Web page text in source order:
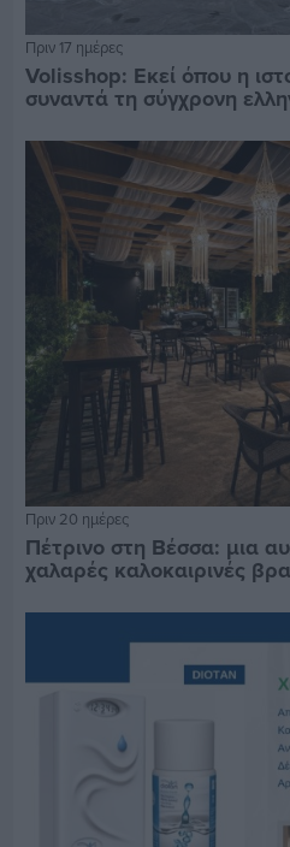
Πριν 17 ημέρες
Volisshop: Εκεί όπου η
συναντά τη σύγχρονη
Πριν 20 ημέρες
Πέτρινο στη Βέσσα: μια
χαλαρές καλοκαιρινές